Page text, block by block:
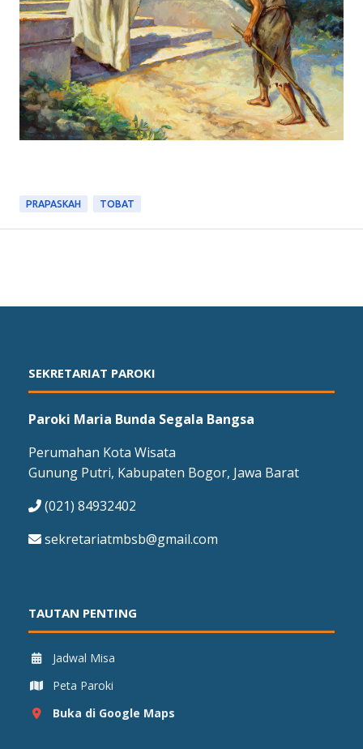
PRAPASKAH TOBAT
SEKRETARIAT PAROKI
Paroki Maria Bunda Segala Bangsa
Perumahan Kota Wisata
Gunung Putri, Kabupaten Bogor, Jawa Barat
(021) 84932402
sekretariatmbsb@gmail.com
TAUTAN PENTING
Jadwal Misa
Peta Paroki
Buka di Google Maps